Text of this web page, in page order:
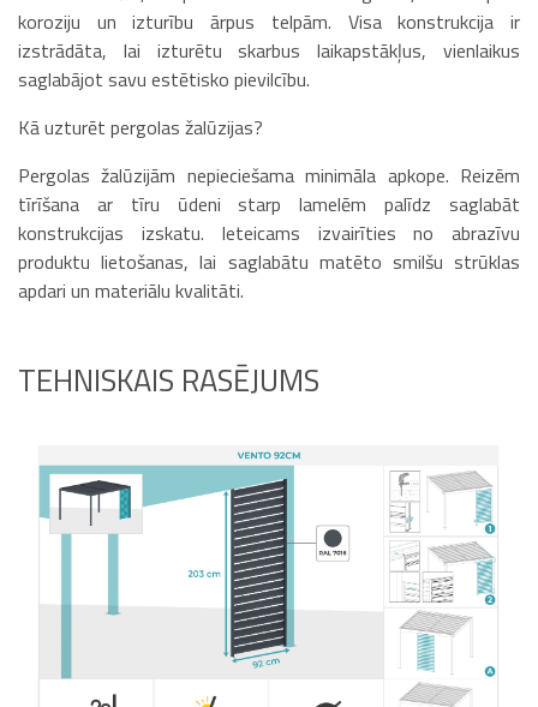
koroziju un izturību ārpus telpām. Visa konstrukcija ir
izstrādāta, lai izturētu skarbus laikapstākļus, vienlaikus
saglabājot savu estētisko pievilcību.
Kā uzturēt pergolas žalūzijas?
Pergolas žalūzijām nepieciešama minimāla apkope. Reizēm
tīrīšana ar tīru ūdeni starp lamelēm palīdz saglabāt
konstrukcijas izskatu. Ieteicams izvairīties no abrazīvu
produktu lietošanas, lai saglabātu matēto smilšu strūklas
apdari un materiālu kvalitāti.
TEHNISKAIS RASĒJUMS